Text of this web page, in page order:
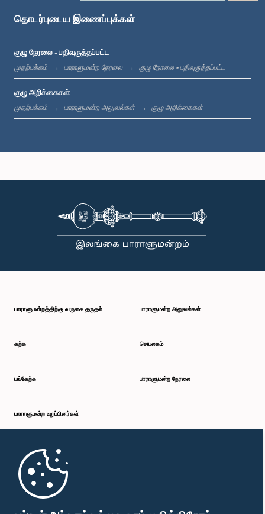
கௌரவ நிபுண ரணவக, பா.உ.
கௌரவ லலித் வர்ண குமார, பா.உ.
தொடர்புடைய இணைப்புக்கள்
குழு நேரலை - பதிவுருத்தப்பட்ட
முதற்பக்கம் பாராளுமன்ற நேரலை குழு நேரலை - பதிவுருத்தப்பட்ட
குழு அறிக்கைகள்
முதற்பக்கம் பாராளுமன்ற அலுவல்கள் குழு அறிக்கைகள்
பாராளுமன்றத்திற்கு வருகை தருதல்
கற்க
பங்கேற்க
பாராளுமன்ற உறுப்பினர்கள்
முதற்பக்கம்
பாராளுமன்ற அலுவல்கள்
செயலகம்
பாராளுமன்ற நேரலை
பாராளுமன்ற கையடக்க செயலி